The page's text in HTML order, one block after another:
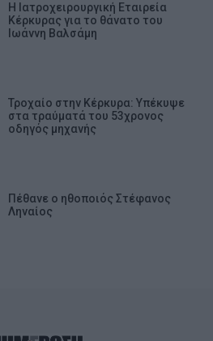
Η Ιατροχειρουργική Εταιρεία
Κέρκυρας για το θάνατο του
Ιωάννη Βαλσάμη
Τροχαίο στην Κέρκυρα: Υπέκυψε
στα τραύματά του 53χρονος
οδηγός μηχανής
Πέθανε ο ηθοποιός Στέφανος
Ληναίος